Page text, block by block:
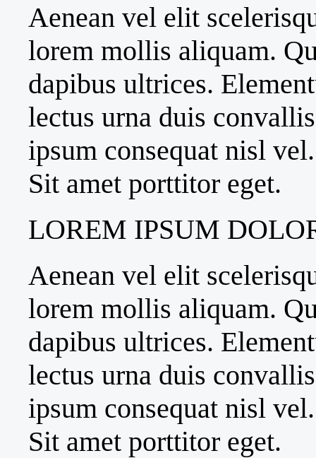
Aenean vel elit
lorem mollis aliquam.
dapibus ultrices.
lectus urna duis
ipsum consequat nisl
Sit amet porttitor eget.
LOREM IPSUM
Aenean vel elit
lorem mollis aliquam.
dapibus ultrices.
lectus urna duis
ipsum consequat nisl
Sit amet porttitor eget.